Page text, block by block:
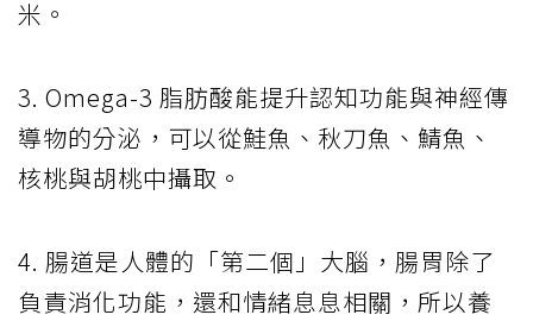
米。
3. Omega-3 脂肪酸能提升認知功能與神經傳
導物的分泌，可以從鮭魚、秋刀魚、鯖魚、
核桃與胡桃中攝取。
4. 腸道是人體的「第二個」大腦，腸胃除了
負責消化功能，還和情緒息息相關，所以養